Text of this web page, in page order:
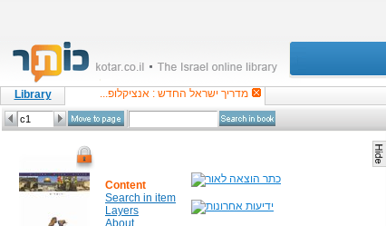
Library מדריך ישראל החדש : אנציקלופ...
Content
Search in item
Layers
About